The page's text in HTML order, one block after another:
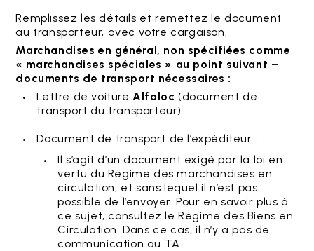
Remplissez les détails et remettez le document
au transporteur, avec votre cargaison.
Marchandises en général, non spécifiées comme
« marchandises spéciales » au point suivant –
documents de transport nécessaires :
Lettre de voitureAlfaloc (document de
transport du transporteur).
Document de transport de l’expéditeur :
Il s’agit d’un document exigé par la loi en
vertu du Régime des marchandises en
circulation, et sans lequel il n’est pas
possible de l’envoyer. Pour en savoir plus à
ce sujet, consultez le Régime des Biens en
Circulation. Dans ce cas, il n’y a pas de
communication au TA.